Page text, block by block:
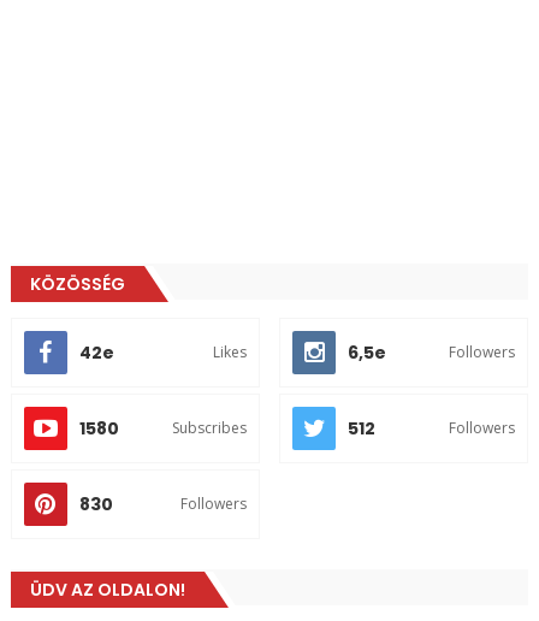
KÖZÖSSÉG
42e Likes 6,5e Followers
1580 Subscribes 512 Followers
830 Followers
ÜDV AZ OLDALON!